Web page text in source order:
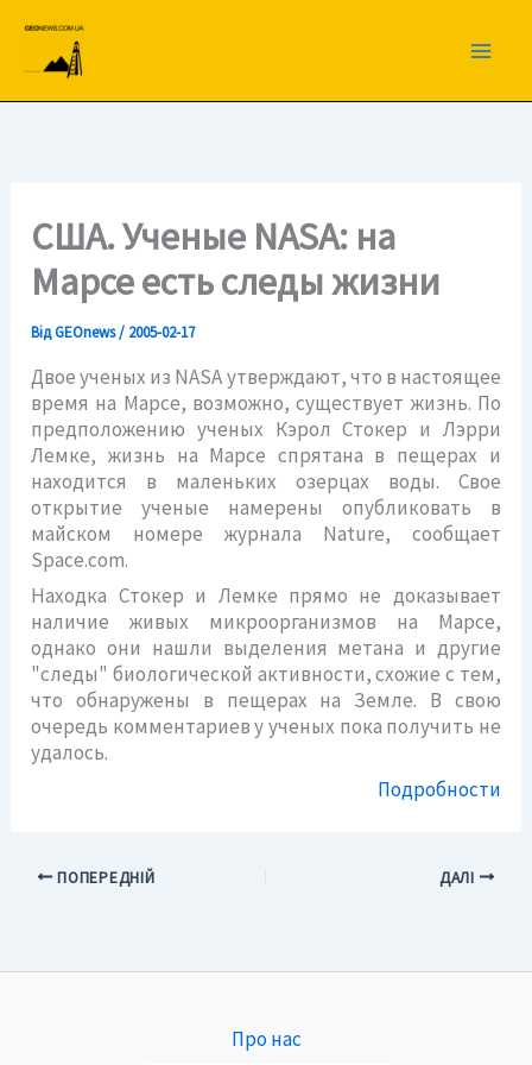
вмісту
США. Ученые NASA: на
Марсе есть следы жизни
ВідGEOnews/ 2005-02-17
Двое ученых из NASA утверждают, что в настоящее
время на Марсе, возможно, существует жизнь. По
предположению ученых Кэрол Стокер и Лэрри
Лемке, жизнь на Марсе спрятана в пещерах и
находится в маленьких озерцах воды. Свое
открытие ученые намерены опубликовать в
майском номере журнала Nature, сообщает
Space.com.
Находка Стокер и Лемке прямо не доказывает
наличие живых микроорганизмов на Марсе,
однако они нашли выделения метана и другие
"следы" биологической активности, схожие с тем,
что обнаружены в пещерах на Земле. В свою
очередь комментариев у ученых пока получить не
удалось.
Подробности
ПОПЕРЕДНІЙ ДАЛІ
Про нас